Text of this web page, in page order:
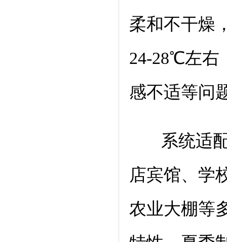
柔和不干燥
24-28℃左右
感不适等问
系统适
店宾馆、学
农业大棚等